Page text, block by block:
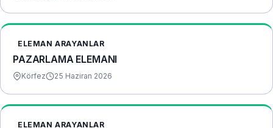
ELEMAN ARAYANLAR
PAZARLAMA ELEMANI
Körfez 25 Haziran 2026
ELEMAN ARAYANLAR